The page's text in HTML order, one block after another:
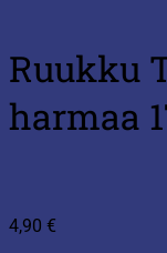
Ruukku
harmaa
4,90 €